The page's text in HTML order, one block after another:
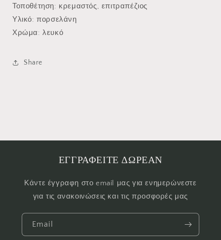
Τοποθέτηση: κρεμαστός, επιτραπέζιος
Υλικό: πορσελάνη
Χρώμα: λευκό
Share
ΕΓΓΡΑΦΕΙΤΕ ΔΩΡΕΑΝ
Κάντε έγγραφη στο email μας για ενημερώνεστε
για τις ανακοινώσεις και τις προσφορές μας
Email